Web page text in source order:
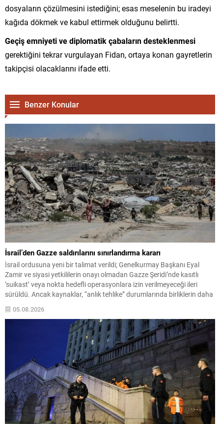
dosyaların çözülmesini istediğini; esas meselenin bu iradeyi
kağıda dökmek ve kabul ettirmek olduğunu belirtti.
Geçiş emniyeti ve diplomatik çabaların desteklenmesi
gerektiğini tekrar vurgulayan Fidan, ortaya konan gayretlerin
takipçisi olacaklarını ifade etti.
Benzer Konular
İsrail’den Gazze saldırılarını sınırlandırma kararı
İsrail ordusuna yeni bir talimat verildi; Genelkurmay Başkanı Eyal
Zamir ve siyasi yetkililerin onayı olmadan Gazze Şeridi’nde kasıtlı
‘suikast’ veya nokta hedefli operasyonlara izin verilmeyeceği ileri
sürüldü. Ancak kaynaklar, “anlık tehlike” durumlarında birliklerin daha
göre, söz konusu düzenleme ile birliklerin hareket serbestliği
05.08.2026